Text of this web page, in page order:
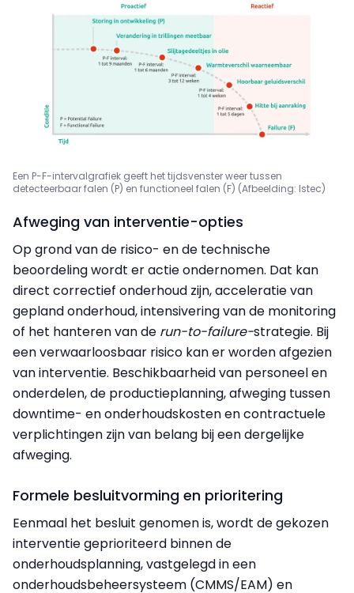
Een P-F-intervalgrafiek geeft het tijdsvenster weer tussen
detecteerbaar falen (P) en functioneel falen (F) (Afbeelding: Istec)
Afweging van interventie-opties
Op grond van de risico- en de technische
beoordeling wordt er actie ondernomen. Dat kan
direct correctief onderhoud zijn, acceleratie van
gepland onderhoud, intensivering van de monitoring
of het hanteren van de run-to-failure-strategie. Bij
een verwaarloosbaar risico kan er worden afgezien
van interventie. Beschikbaarheid van personeel en
onderdelen, de productieplanning, afweging tussen
downtime- en onderhoudskosten en contractuele
verplichtingen zijn van belang bij een dergelijke
afweging.
Formele besluitvorming en prioritering
Eenmaal het besluit genomen is, wordt de gekozen
interventie geprioriteerd binnen de
onderhoudsplanning, vastgelegd in een
onderhoudsbeheersysteem (CMMS/EAM) en